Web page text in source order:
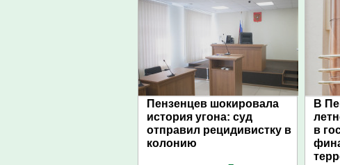
Пензенцев шокировала
история угона: суд
отправил рецидивистку в
колонию
В
в